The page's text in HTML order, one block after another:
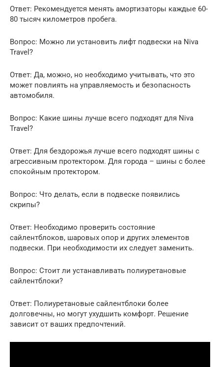
Ответ: Рекомендуется менять амортизаторы каждые 60-
80 тысяч километров пробега.
Вопрос: Можно ли установить лифт подвески на Niva
Travel?
Ответ: Да, можно, но необходимо учитывать, что это
может повлиять на управляемость и безопасность
автомобиля.
Вопрос: Какие шины лучше всего подходят для Niva
Travel?
Ответ: Для бездорожья лучше всего подходят шины с
агрессивным протектором. Для города – шины с более
спокойным протектором.
Вопрос: Что делать, если в подвеске появились
скрипы?
Ответ: Необходимо проверить состояние
сайлентблоков, шаровых опор и других элементов
подвески. При необходимости их следует заменить.
Вопрос: Стоит ли устанавливать полиуретановые
сайлентблоки?
Ответ: Полиуретановые сайлентблоки более
долговечны, но могут ухудшить комфорт. Решение
зависит от ваших предпочтений.